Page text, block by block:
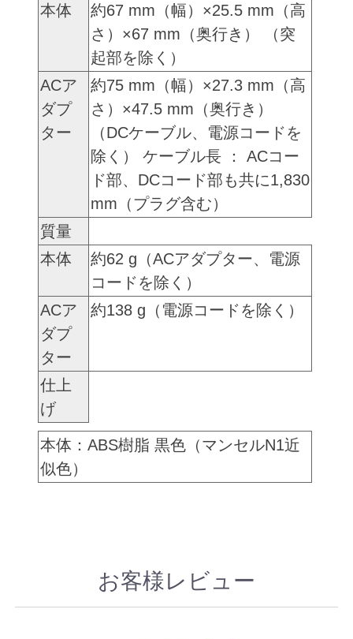
本体
約67 mm（幅）×25.5 mm（高
さ）×67 mm（奥行き） （突
起部を除く）
ACア
ダプ
ター
約75 mm（幅）×27.3 mm（高
さ）×47.5 mm（奥行き）
（DCケーブル、電源コードを
除く） ケーブル長 ： ACコー
ド部、DCコード部も共に1,830
mm（プラグ含む）
質量
本体
約62 g（ACアダプター、電源
コードを除く）
ACア
ダプ
ター
約138 g（電源コードを除く）
仕上
げ
本体：ABS樹脂 黒色（マンセルN1近
似色）
お客様レビュー